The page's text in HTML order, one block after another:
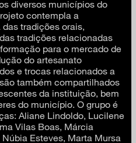
diversos municípios do
contempla a
tradições orais,
tradições relacionadas
para o mercado de
do artesanato
e trocas relacionados a
também compartilhados
da instituição, bem
do município. O grupo é
Aliane Lindoldo, Lucilene
Vilas Boas, Márcia
Esteves, Marta Mursa